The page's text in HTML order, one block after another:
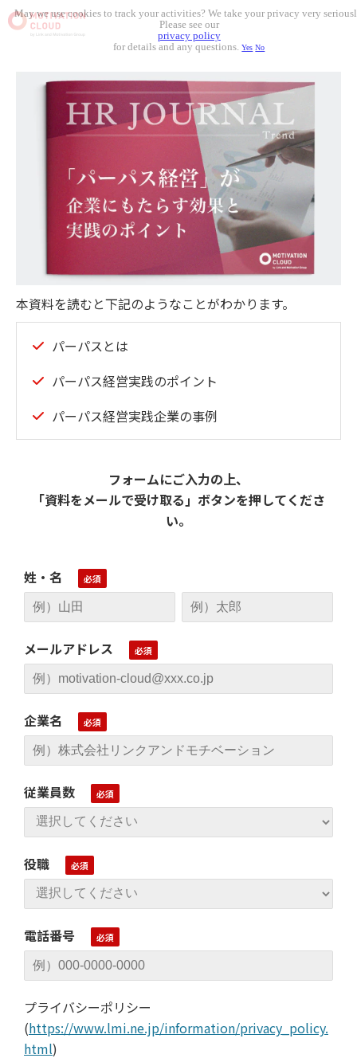
本資料を読むと下記のようなことがわかります。
パーパスとは
パーパス経営実践のポイント
パーパス経営実践企業の事例
フォームにご入力の上、
「資料をメールで受け取る」ボタンを押してくださ
い。
姓・名
メールアドレス
企業名
従業員数
役職
電話番号
プライバシーポリシー
(https://www.lmi.ne.jp/information/privacy_policy.
html)
May we use cookies to track your activities? We take your privacy very
Please see our
privacy policy
for details and any questions.Yes No